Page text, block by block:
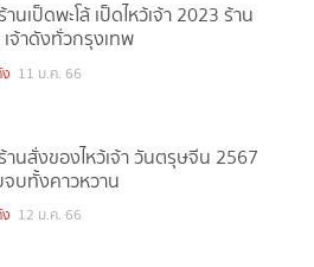
านเป็ดพะโล้ เป็ดไหว้เจ้า 2023 ร้าน
เจ้าดังทั่วกรุงเทพ
11 ม.ค. 66
านสั่งของไหว้เจ้า วันตรุษจีน 2567
บทั้งคาวหวาน
12 ม.ค. 66